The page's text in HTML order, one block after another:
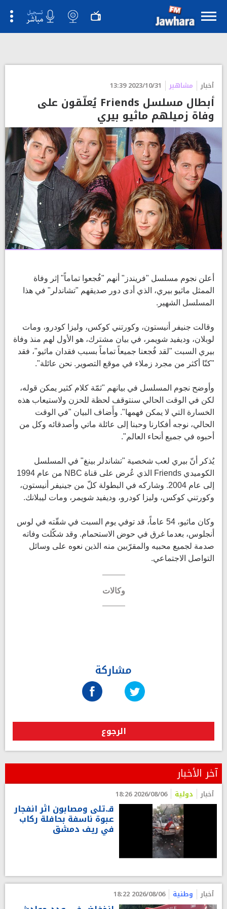
أخبار مشاهير 2023/10/31 13:39
أبطال مسلسل Friends يُعلّقون على
وفاة زميلهم ماثيو بيري
أعلن نجوم مسلسل "فريندز" أنهم "فُجعوا تماماً" إثر وفاة
الممثل ماثيو بيري، الذي أدى دور صديقهم "تشاندلر" في هذا
المسلسل الشهير.
وقالت جنيفر أنيستون، وكورتني كوكس، وليزا كودرو، ومات
لوبلان، وديفيد شويمر، في بيان مشترك، هو الأول لهم منذ وفاة
بيري السبت "لقد فُجعنا جميعاً تماماً بسبب فقدان ماثيو"، فقد
"كنّا أكثر من مجرد زملاء في موقع التصوير. نحن عائلة".
وأوضح نجوم المسلسل في بيانهم "ثمّة كلام كثير يمكن قوله،
لكن في الوقت الحالي سنتوقف لحظة للحزن ولاستيعاب هذه
الخسارة التي لا يمكن فهمها". وأَضاف البيان "في الوقت
الحالي، نوجه أفكارنا وحبنا إلى عائلة ماتي وأصدقائه وكل من
أحبوه في جميع أنحاء العالم".
يُذكر أنّ بيري لعب شخصية "تشاندلر بينغ" في المسلسل
الكوميدي Friends الذي عُرض على قناة NBC من عام 1994
إلى عام 2004. وشاركه في البطولة كلّ من جينيفر أنيستون،
وكورتني كوكس، وليزا كودرو، وديفيد شويمر، ومات ليبلانك.
وكان ماثيو، 54 عاماً، قد توفي يوم السبت في شقّته في لوس
أنجلوس، بعدما غرق في حوض الاستحمام. وقد شكّلت وفاته
صدمة لجميع محبيه والمقرّبين منه الذين نعوه على وسائل
التواصل الاجتماعي.
وكالات
مشاركة
الرجوع
آخر الأخبار
أخبار دولية 2026/08/06 18:26
قـ.تلى ومصابون اثر انفجار
عبوة ناسفة بحافلة ركاب
في ريف دمشق
أخبار وطنية 2026/08/06 18:22